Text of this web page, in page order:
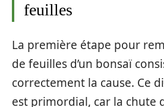
feuilles
La première étape pour
de feuilles d’un bonsaï
correctement la cause. Ce
est primordial, car la chute